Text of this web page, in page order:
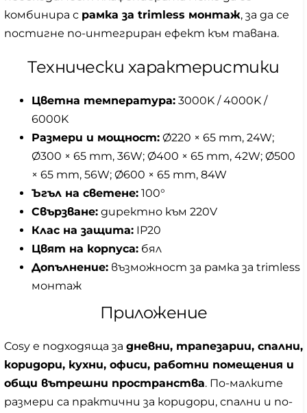
комбинира с рамка за trimless монтаж, за да се
постигне по-интегриран ефект към тавана.
Технически характеристики
Цветна температура: 3000K / 4000K /
6000K
Размери и мощност: Ø220 × 65 mm, 24W;
Ø300 × 65 mm, 36W; Ø400 × 65 mm, 42W; Ø500
× 65 mm, 56W; Ø600 × 65 mm, 84W
Ъгъл на светене: 100°
Свързване: директно към 220V
Клас на защита: IP20
Цвят на корпуса: бял
Допълнение: възможност за рамка за trimless
монтаж
Приложение
Cosy е подходяща за дневни, трапезарии, спални,
коридори, кухни, офиси, работни помещения и
общи вътрешни пространства. По-малките
размери са практични за коридори, спални и по-